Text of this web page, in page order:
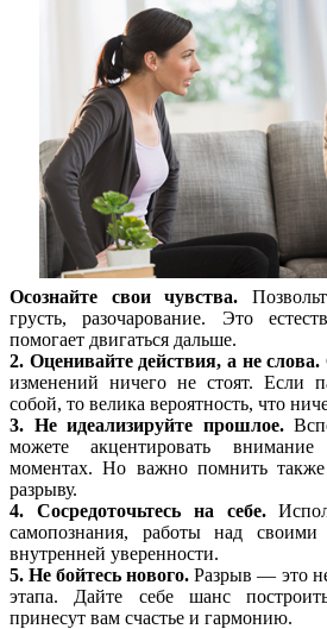
Осознайте свои чувства.
грусть, разочарование. Это
помогает двигаться дальше.
2. Оценивайте действия, а не слова.
изменений ничего не стоят. Если
собой, то велика вероятность, что
3. Не идеализируйте прошлое.
можете акцентировать
моментах. Но важно помнить
разрыву.
4. Сосредоточьтесь на себе.
самопознания, работы над
внутренней уверенности.
5. Не бойтесь нового. Разрыв — это
этапа. Дайте себе шанс
принесут вам счастье и гармонию.